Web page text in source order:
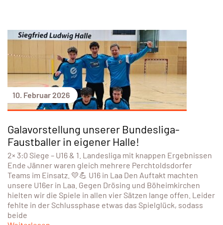
10. Februar 2026
Galavorstellung unserer Bundesliga-
Faustballer in eigener Halle!
2× 3:0 Siege – U16 & 1. Landesliga mit knappen Ergebnissen
Ende Jänner waren gleich mehrere Perchtoldsdorfer
Teams im Einsatz. 💛💪 U16 in Laa Den Auftakt machten
unsere U16er in Laa. Gegen Drösing und Böheimkirchen
hielten wir die Spiele in allen vier Sätzen lange offen. Leider
fehlte in der Schlussphase etwas das Spielglück, sodass
beide